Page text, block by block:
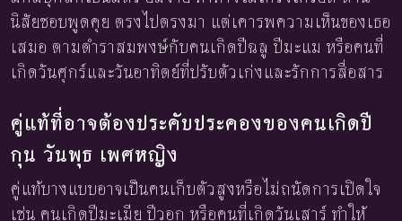
นิสัยชอบพูดคุย ตรงไปตรงมา แต่เคารพความเห็นของเธอ
เสมอ ตามตำราสมพงษ์กับคนเกิดปีฉลู ปีมะแม หรือคนที่
เกิดวันศุกร์และวันอาทิตย์ที่ปรับตัวเก่งและรักการสื่อสาร
คู่แท้ที่อาจต้องประคับประคองของคนเกิดปี
กุน วันพุธ เพศหญิง
คู่แท้บางแบบอาจเป็นคนเก็บตัวสูงหรือไม่ถนัดการเปิดใจ
เช่น คนเกิดปีมะเมีย ปีวอก หรือคนที่เกิดวันเสาร์ ทำให้